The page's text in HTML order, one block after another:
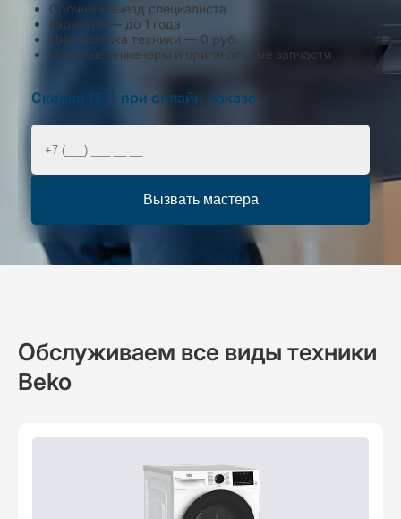
Срочный выезд специалиста
Гарантия — до 1 года
Диагностика техники — 0 руб.
Опытные инженеры и оригинальные запчасти
Скидка 15% при онлайн-заказе
Вызвать мастера
Обслуживаем все виды техники
Beko